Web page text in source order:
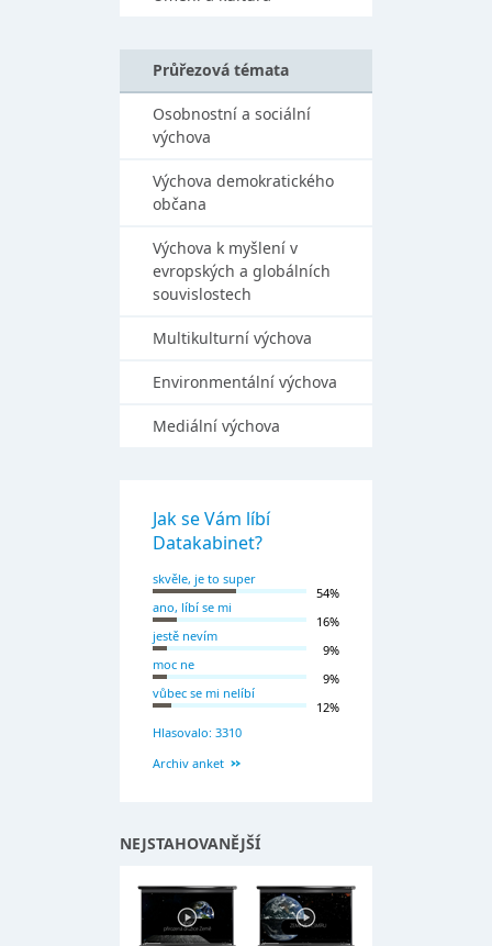
Průřezová témata
Osobnostní a sociální
výchova
Výchova demokratického
občana
Výchova k myšlení v
evropských a globálních
souvislostech
Multikulturní výchova
Environmentální výchova
Mediální výchova
Jak se Vám líbí
Datakabinet?
skvěle, je to super
54%
ano, líbí se mi
16%
jestě nevím
9%
moc ne
9%
vůbec se mi nelíbí
12%
Hlasovalo: 3310
Archiv anket
NEJSTAHOVANĚJŠÍ